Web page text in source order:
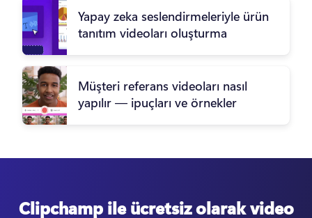
Yapay zeka seslendirmeleriyle ürün
tanıtım videoları oluşturma
Müşteri referans videoları nasıl
yapılır — ipuçları ve örnekler
Clipchamp ile ücretsiz olarak video